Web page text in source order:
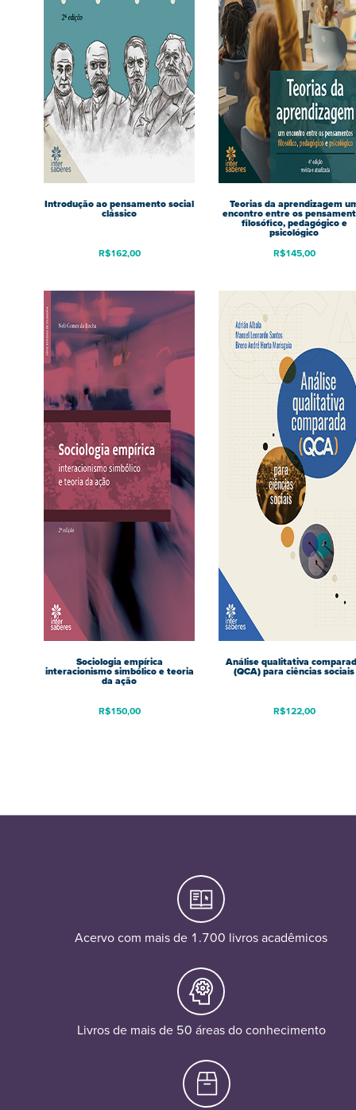
Introdução ao pensamento social
clássico
R$162,00
Teorias da aprendizagem
encontro entre os
filosófico, pedagógico e
psicológico
R$145,00
Sociologia empírica
interacionismo simbólico e teoria
da ação
R$150,00
Análise qualitativa
(QCA) para ciências sociais
R$122,00
Acervo com mais de 1.700 livros acadêmicos
Livros de mais de 50 áreas do conhecimento